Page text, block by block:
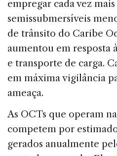
empregar cada vez
semissubmersíveis
de trânsito do Caribe
aumentou em resposta
e transporte de carga.
em máxima vigilância
ameaça.
As OCTs que operam
competem por
gerados anualmente